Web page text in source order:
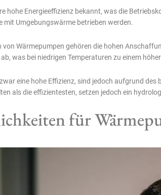
hohe Energieeffizienz bekannt, was die
mit Umgebungswärme betrieben werden.
von Wärmepumpen gehören die hohen
was bei niedrigen Temperaturen zu einem
eine hohe Effizienz, sind jedoch aufgrund
als die effizientesten, setzen jedoch ein
für